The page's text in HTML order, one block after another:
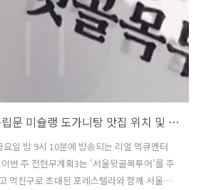
전현무계획3 서울 독립문 미슐랭 도가니탕 맛집 위치 및 방문팁
일 밤 9시 10분에 방송되는 리얼 먹큐멘터
번 주 전현무계획3는 '서울뒷골목투어'를 주
먹친구로 초대된 포레스텔라와 함께 서울의